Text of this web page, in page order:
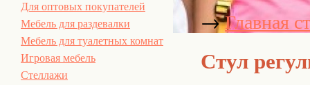
Для оптовых покупателей
Мебель для раздевалки
Мебель для туалетных комнат
Игровая мебель
Стеллажи
→Главная
Стул